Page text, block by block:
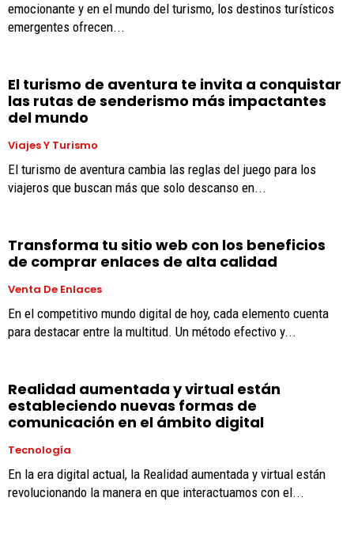
emocionante y en el mundo del turismo, los destinos turísticos
emergentes ofrecen...
El turismo de aventura te invita a conquistar
las rutas de senderismo más impactantes
del mundo
Viajes Y Turismo
El turismo de aventura cambia las reglas del juego para los
viajeros que buscan más que solo descanso en...
Transforma tu sitio web con los beneficios
de comprar enlaces de alta calidad
Venta De Enlaces
En el competitivo mundo digital de hoy, cada elemento cuenta
para destacar entre la multitud. Un método efectivo y...
Realidad aumentada y virtual están
estableciendo nuevas formas de
comunicación en el ámbito digital
Tecnología
En la era digital actual, la Realidad aumentada y virtual están
revolucionando la manera en que interactuamos con el...